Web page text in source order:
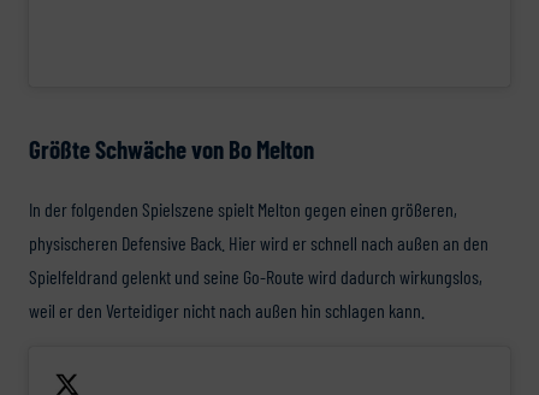
Größte Schwäche von Bo Melton
In der folgenden Spielszene spielt Melton gegen einen größeren,
physischeren Defensive Back. Hier wird er schnell nach außen an den
Spielfeldrand gelenkt und seine Go-Route wird dadurch wirkungslos,
weil er den Verteidiger nicht nach außen hin schlagen kann.